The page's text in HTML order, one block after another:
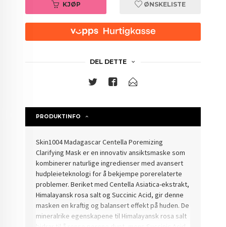
KJØP ØNSKELISTE
DEL DETTE
PRODUKTINFO
Skin1004 Madagascar Centella Poremizing
Clarifying Mask er en innovativ ansiktsmaske som
kombinerer naturlige ingredienser med avansert
hudpleieteknologi for å bekjempe porerelaterte
problemer. Beriket med Centella Asiatica-ekstrakt,
Himalayansk rosa salt og Succinic Acid, gir denne
masken en kraftig og balansert effekt på huden. De
mineralrike egenskapene til Himalayansk rosa salt